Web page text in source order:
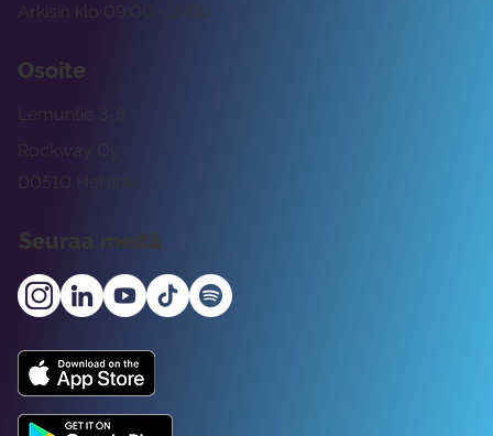
Arkisin klo 09:00 -15:00
Osoite
Rockway Oy
Lemuntie 3-5
00510 Helsinki
Seuraa meitä